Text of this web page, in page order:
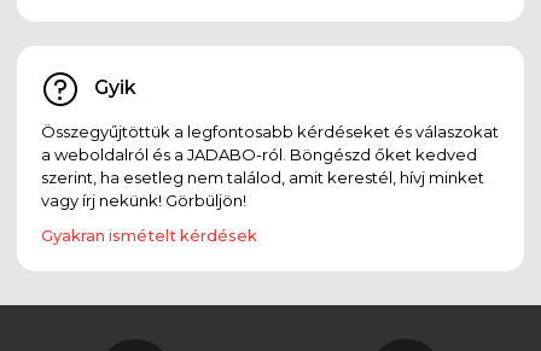
Gyik
Összegyűjtöttük a legfontosabb kérdéseket és válaszokat
a weboldalról és a JADABO-ról. Böngészd őket kedved
szerint, ha esetleg nem találod, amit kerestél, hívj minket
vagy írj nekünk! Görbüljön!
Gyakran ismételt kérdések